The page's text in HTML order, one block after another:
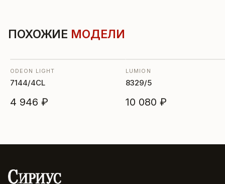
ПОХОЖИЕ МОДЕЛИ
ODEON LIGHT
7144/4CL
4 946 ₽
LUMION
8329/5
10 080 ₽